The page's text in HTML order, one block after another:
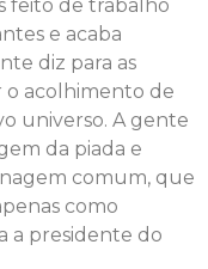
feito de trabalho
e acaba
diz para as
o acolhimento de
universo. A gente
da piada e
comum, que
como
a presidente do